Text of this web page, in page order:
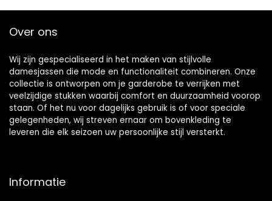
Outdoor Sport Jas
Bovenkleding
Over ons
Wij zijn gespecialiseerd in het maken van stijlvolle
damesjassen die mode en functionaliteit combineren. Onze
collectie is ontworpen om je garderobe te verrijken met
veelzijdige stukken waarbij comfort en duurzaamheid voorop
staan. Of het nu voor dagelijks gebruik is of voor speciale
gelegenheden, wij streven ernaar om bovenkleding te
leveren die elk seizoen uw persoonlijke stijl versterkt.
Informatie